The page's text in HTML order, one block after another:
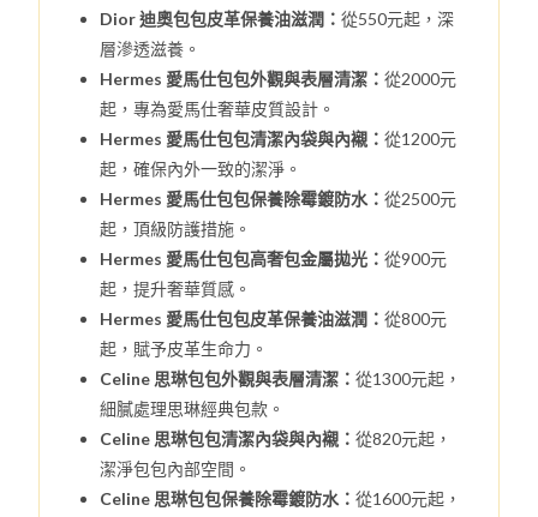
Dior 迪奧包包皮革保養油滋潤：從550元起，深
層滲透滋養。
Hermes 愛馬仕包包外觀與表層清潔：從2000元
起，專為愛馬仕奢華皮質設計。
Hermes 愛馬仕包包清潔內袋與內襯：從1200元
起，確保內外一致的潔淨。
Hermes 愛馬仕包包保養除霉鍍防水：從2500元
起，頂級防護措施。
Hermes 愛馬仕包包高奢包金屬拋光：從900元
起，提升奢華質感。
Hermes 愛馬仕包包皮革保養油滋潤：從800元
起，賦予皮革生命力。
Celine 思琳包包外觀與表層清潔：從1300元起，
細膩處理思琳經典包款。
Celine 思琳包包清潔內袋與內襯：從820元起，
潔淨包包內部空間。
Celine 思琳包包保養除霉鍍防水：從1600元起，